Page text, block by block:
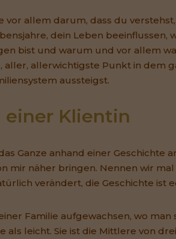
vor allem darum, dass du
dein Leben beeinflussen,
bist und warum und vor allem
aller, allerwichtigste Punkt in dem
aussteigst.
einer Klientin
Ganze anhand einer Geschichte
mir näher bringen. Nennen wir
verändert, die Geschichte ist
Familie aufgewachsen, wo man
als leicht. Sie ist die Mittlere von